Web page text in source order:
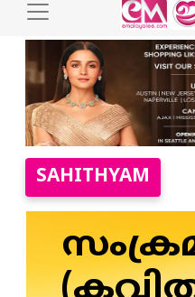
SAHITHYAM